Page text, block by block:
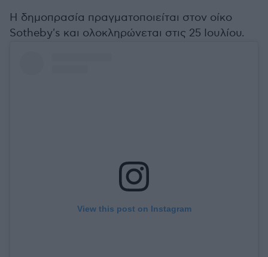
Η δημοπρασία πραγματοποιείται στον οίκο
Sotheby's και ολοκληρώνεται στις 25 Ιουλίου.
View this post on Instagram